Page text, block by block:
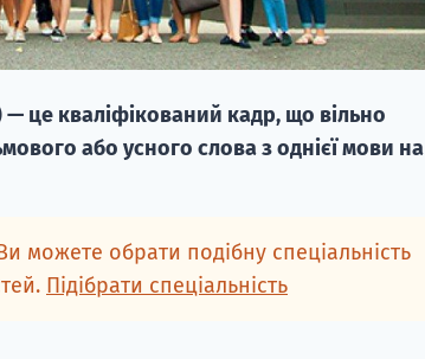
— це кваліфікований кадр, що вільно
або усного слова з однієї мови на
можете обрати подібну спеціальність
Підібрати спеціальність